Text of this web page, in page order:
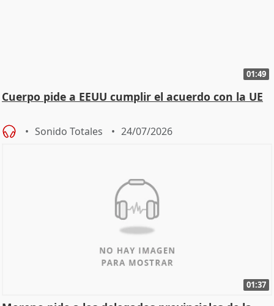
01:49
Cuerpo pide a EEUU cumplir el acuerdo con la UE
Sonido Totales 24/07/2026
01:37